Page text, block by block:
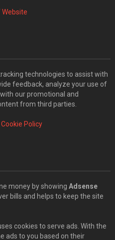
Website
technologies to assist with
feedback, analyze your use of
our promotional and
from third parties.
Cookie Policy
money by showing Adsense
bills and helps to keep the site
cookies to serve ads. With the
ads to you based on their